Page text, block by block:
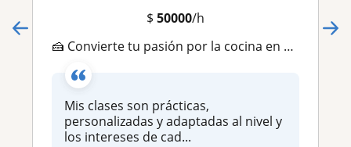
$ 50000/h
🍰 Convierte tu pasión por la cocina en habilidades reales. Aprende pastelería, sushi, pizza y más con una profesional de 13 años
Mis clases son prácticas,
personalizadas y adaptadas al nivel y
los intereses de cad...